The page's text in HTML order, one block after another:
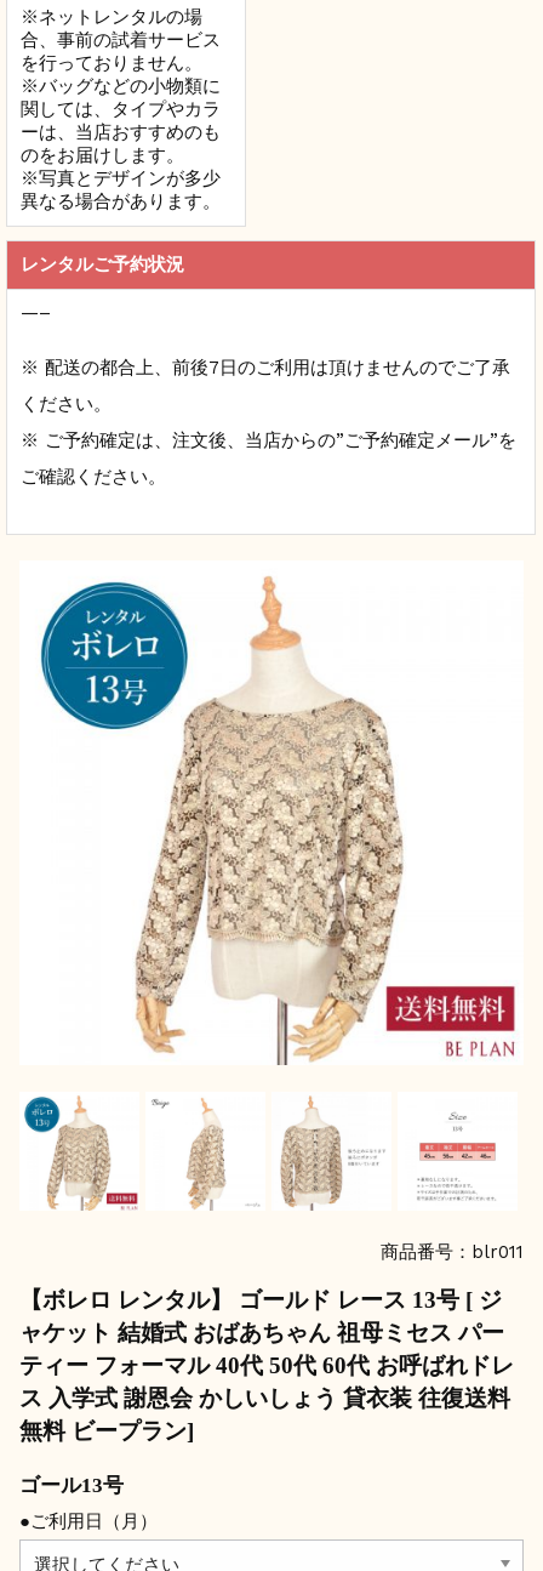
※ネットレンタルの場
合、事前の試着サービス
を行っておりません。
※バッグなどの小物類に
関しては、タイプやカラ
ーは、当店おすすめのも
のをお届けします。
※写真とデザインが多少
異なる場合があります。
レンタルご予約状況
—–
※ 配送の都合上、前後7日のご利用は頂けませんのでご了承
ください。
※ ご予約確定は、注文後、当店からの”ご予約確定メール”を
ご確認ください。
商品番号：blr011
【ボレロ レンタル】 ゴールド レース 13号 [ ジ
ャケット 結婚式 おばあちゃん 祖母ミセス パー
ティー フォーマル 40代 50代 60代 お呼ばれドレ
ス 入学式 謝恩会 かしいしょう 貸衣装 往復送料
無料 ビープラン]
ゴール13号
●ご利用日（月）